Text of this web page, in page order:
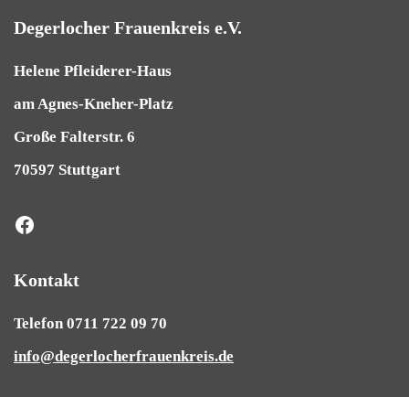
Degerlocher Frauenkreis e.V.
Helene Pfleiderer-Haus
am Agnes-Kneher-Platz
Große Falterstr. 6
70597 Stuttgart
Kontakt
Telefon 0711 722 09 70
info@degerlocherfrauenkreis.de